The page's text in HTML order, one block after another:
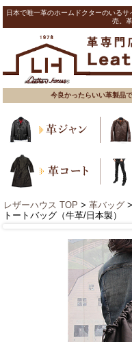
日本で唯一革のホームドクターのいる
売。
今良かったらいい革製品
レザーハウス TOP > 革バッグ
トートバッグ（牛革/日本製）